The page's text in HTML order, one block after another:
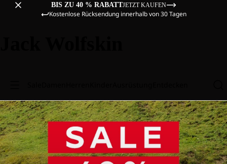
BIS ZU 40 % RABATTJETZT KAUFEN
Kostenlose Rücksendung innerhalb von 30 Tagen